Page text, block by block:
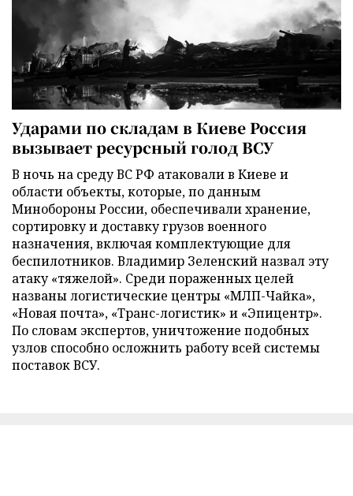
Ударами по складам в Киеве Россия
вызывает ресурсный голод ВСУ
В ночь на среду ВС РФ атаковали в Киеве и
области объекты, которые, по данным
Минобороны России, обеспечивали хранение,
сортировку и доставку грузов военного
назначения, включая комплектующие для
беспилотников. Владимир Зеленский назвал эту
атаку «тяжелой». Среди пораженных целей
названы логистические центры «МЛП-Чайка»,
«Новая почта», «Транс-логистик» и «Эпицентр».
По словам экспертов, уничтожение подобных
узлов способно осложнить работу всей системы
поставок ВСУ.